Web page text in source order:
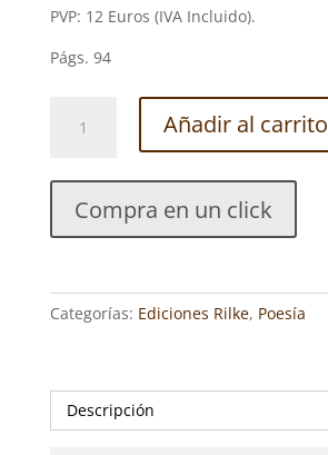
PVP: 12 Euros (IVA Incluido).
Págs. 94
POESÍA
DE
PEDRO
ENRÍQUEZ.
LUIS
ABRAHAM
Añadir al carrito
Compra en un click
Categorías: Ediciones Rilke, Poesía